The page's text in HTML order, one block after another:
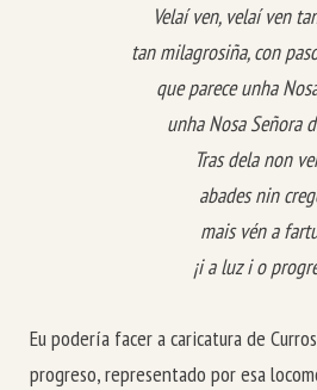
Velaí ven, velaí ven
tan milagrosiña, con
que parece unha
unha Nosa Señora
Tras dela non
abades nin
mais vén a
¡i a luz i o
Eu podería facer a caricatura de
progreso, representado por esa